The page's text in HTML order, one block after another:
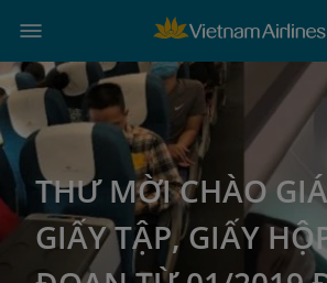
THƯ MỜI CHÀO
GIẤY TẬP, GIẤY